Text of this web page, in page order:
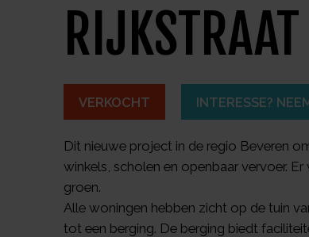
VERKOCHT INTERESSE?
Dit nieuwe project in de regio Beveren
winkels, scholen en openbaar vervoer.
groen.
Alle woningen hebben zicht op de tuin
tot een berging. De berging biedt